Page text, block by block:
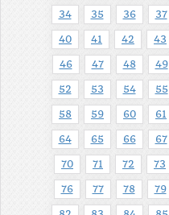
34 35 36 37
40 41 42 43
46 47 48 49
52 53 54 55
58 59 60 61
64 65 66 67
70 71 72 73
76 77 78 79